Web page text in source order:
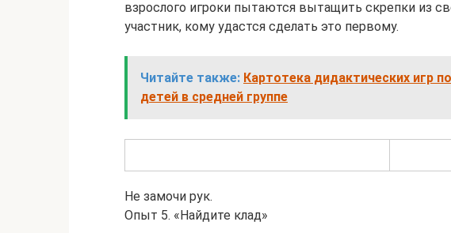
взрослого игроки пытаются вытащить скрепки из
участник, кому удастся сделать это первому.
Читайте также: Картотека дидактических игр
детей в средней группе
Не замочи рук.
Опыт 5. «Найдите клад»